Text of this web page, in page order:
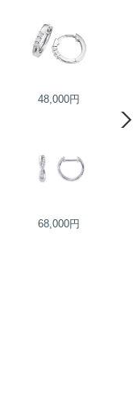
48,000円
68,000円